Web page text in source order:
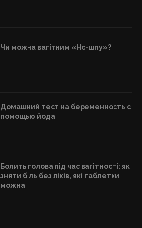
Чи можна вагітним «Но-шпу»?
Домашний тест на беременность с
помощью йода
Болить голова під час вагітності: як
зняти біль без ліків, які таблетки
можна